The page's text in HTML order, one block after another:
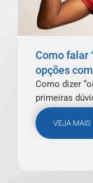
Como falar
opções
Como dizer
primeiras
VEJA MAIS